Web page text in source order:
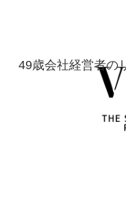
49歳会社経営者の